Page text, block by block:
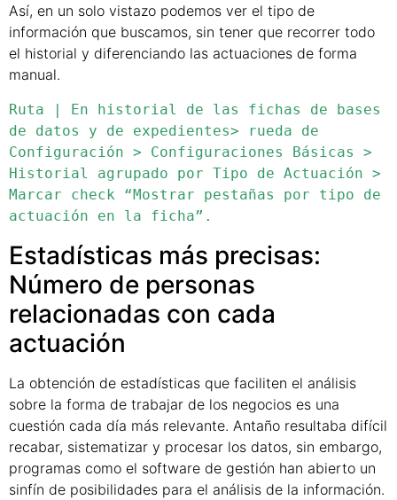
Así, en un solo vistazo podemos ver el tipo de
información que buscamos, sin tener que recorrer todo
el historial y diferenciando las actuaciones de forma
manual.
Ruta | En historial de las fichas de bases
de datos y de expedientes> rueda de
Configuración > Configuraciones Básicas >
Historial agrupado por Tipo de Actuación >
Marcar check “Mostrar pestañas por tipo de
actuación en la ficha”.
Estadísticas más precisas:
Número de personas
relacionadas con cada
actuación
La obtención de estadísticas que faciliten el análisis
sobre la forma de trabajar de los negocios es una
cuestión cada día más relevante. Antaño resultaba difícil
recabar, sistematizar y procesar los datos, sin embargo,
programas como el software de gestión han abierto un
sinfín de posibilidades para el análisis de la información.